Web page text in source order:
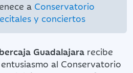
a Conservatorio
y conciertos
Guadalajara recibe
al Conservatorio